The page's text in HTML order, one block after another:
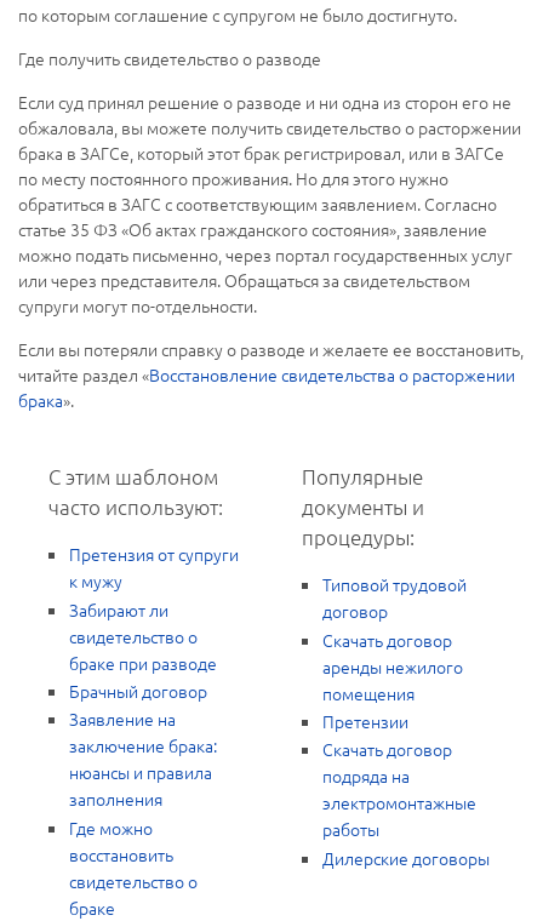
по которым соглашение с супругом не было достигнуто.
Где получить свидетельство о разводе
Если суд принял решение о разводе и ни одна из сторон его не
обжаловала, вы можете получить свидетельство о расторжении
брака в ЗАГСе, который этот брак регистрировал, или в ЗАГСе
по месту постоянного проживания. Но для этого нужно
обратиться в ЗАГС с соответствующим заявлением. Согласно
статье 35 ФЗ «Об актах гражданского состояния», заявление
можно подать письменно, через портал государственных услуг
или через представителя. Обращаться за свидетельством
супруги могут по-отдельности.
Если вы потеряли справку о разводе и желаете ее восстановить,
читайте раздел «Восстановление свидетельства о расторжении
брака».
С этим шаблоном
часто используют:
Претензия от супруги
к мужу
Забирают ли
свидетельство о
браке при разводе
Брачный договор
Заявление на
заключение брака:
нюансы и правила
заполнения
Где можно
восстановить
свидетельство о
браке
Популярные
документы и
процедуры:
Типовой трудовой
договор
Скачать договор
аренды нежилого
помещения
Претензии
Скачать договор
подряда на
электромонтажные
работы
Дилерские договоры